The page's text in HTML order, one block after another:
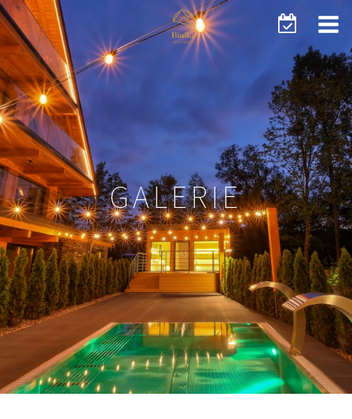
GALERIE